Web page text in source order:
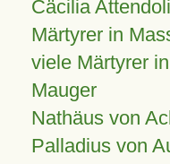
Cäcilia
Märtyrer in
viele Märtyrer
Mauger
Nathäus von
Palladius von